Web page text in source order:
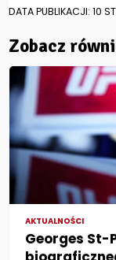
DATA PUBLIKACJI: 10
Zobacz
AKTUALNOŚCI
Georges St-